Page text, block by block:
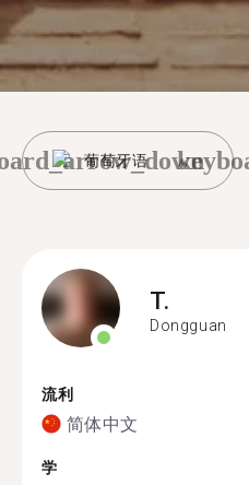
葡萄牙语
T.
Dongguan
流利
简体中文
学